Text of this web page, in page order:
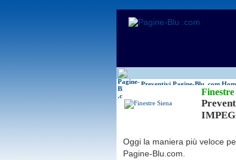
Preventivi Pagine-Blu .com
Antifurti
Allarme
Finestre
Oggi la maniera più veloce
Pagine-Blu.com.